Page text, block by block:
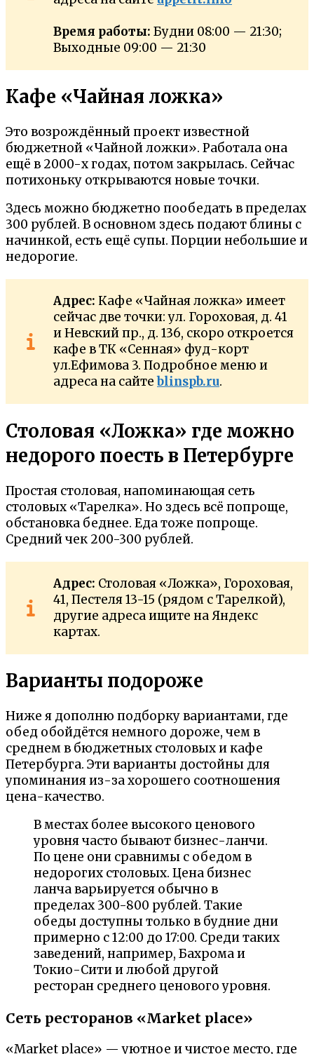
Время работы: Будни 08:00 — 21:30;
Выходные 09:00 — 21:30
Кафе «Чайная ложка»
Это возрождённый проект известной
бюджетной «Чайной ложки». Работала она
ещё в 2000-х годах, потом закрылась. Сейчас
потихоньку открываются новые точки.
Здесь можно бюджетно пообедать в пределах
300 рублей. В основном здесь подают блины с
начинкой, есть ещё супы. Порции небольшие и
недорогие.
Адрес: Кафе «Чайная ложка» имеет
сейчас две точки: ул. Гороховая, д. 41
и Невский пр., д. 136, скоро откроется
кафе в ТК «Сенная» фуд-корт
ул.Ефимова 3. Подробное меню и
адреса на сайтеblinspb.ru.
Столовая «Ложка» где можно
недорого поесть в Петербурге
Простая столовая, напоминающая сеть
столовых «Тарелка». Но здесь всё попроще,
обстановка беднее. Еда тоже попроще.
Средний чек 200-300 рублей.
Адрес: Столовая «Ложка», Гороховая,
41, Пестеля 13-15 (рядом с Тарелкой),
другие адреса ищите на Яндекс
картах.
Варианты подороже
Ниже я дополню подборку вариантами, где
обед обойдётся немного дороже, чем в
среднем в бюджетных столовых и кафе
Петербурга. Эти варианты достойны для
упоминания из-за хорошего соотношения
цена-качество.
В местах более высокого ценового
уровня часто бывают бизнес-ланчи.
По цене они сравнимы с обедом в
недорогих столовых. Цена бизнес
ланча варьируется обычно в
пределах 300-800 рублей. Такие
обеды доступны только в будние дни
примерно с 12:00 до 17:00. Среди таких
заведений, например, Бахрома и
Токио-Сити и любой другой
ресторан среднего ценового уровня.
Сеть ресторанов «Market place»
«Market place» — уютное и чистое место, где